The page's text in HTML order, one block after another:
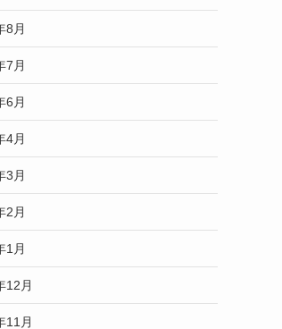
8月
7月
6月
4月
3月
2月
1月
12月
11月